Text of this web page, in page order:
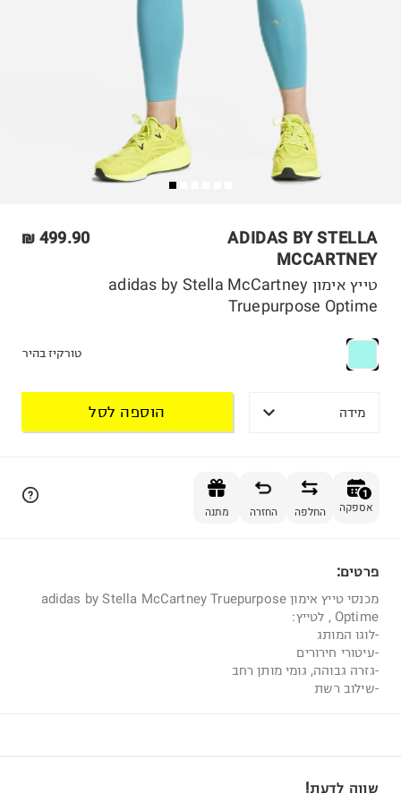
ADIDAS BY STELLA
MCCARTNEY
499.90 ₪
טייץ אימון adidas by Stella McCartney
Truepurpose Optime
טורקיז בהיר
מידה הוספה לסל
1
אספקה החלפה החזרה מתנה
פרטים:
מכנסי טייץ אימון adidas by Stella McCartney Truepurpose
Optime , לטייץ:
-לוגו המותג
-עיטורי חירורים
-גזרה גבוהה, גומי מותן רחב
-שילוב רשת
שווה לדעת!